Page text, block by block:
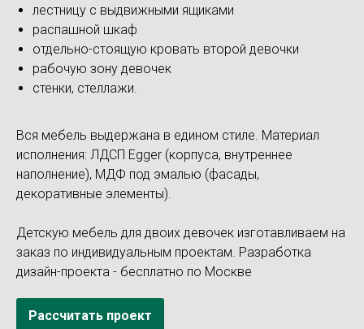
лестницу с выдвижными ящиками
распашной шкаф
отдельно-стоящую кровать второй девочки
рабочую зону девочек
стенки, стеллажи.
Вся мебель выдержана в едином стиле. Материал
исполнения: ЛДСП Egger (корпуса, внутреннее
наполнение), МДФ под эмалью (фасады,
декоративные элементы).
Детскую мебель для двоих девочек изготавливаем на
заказ по индивидуальным проектам. Разработка
дизайн-проекта - бесплатно по Москве
Рассчитать проект